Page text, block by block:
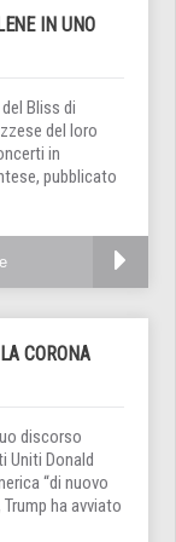
IN UNO
Bliss di
del loro
in
pubblicato
CORONA
discorso
Uniti Donald
“di nuovo
ha avviato